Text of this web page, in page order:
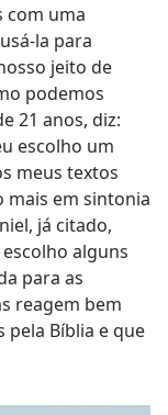
com uma
la para
jeito de
podemos
21 anos, diz:
escolho um
meus textos
mais em sintonia
já citado,
alguns
para as
reagem bem
Bíblia e que